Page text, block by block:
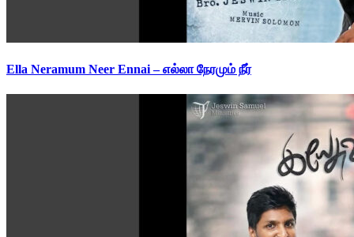
Ella Neramum Neer Ennai – எல்லா நேரமும் நீர்